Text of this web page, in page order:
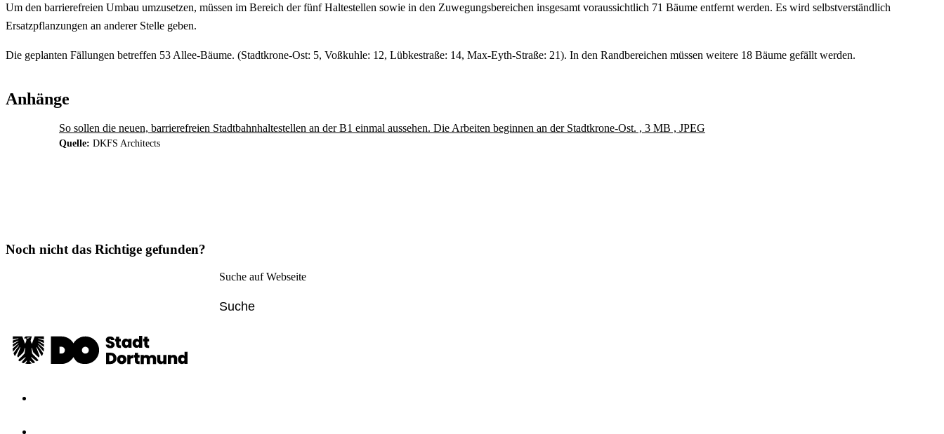
Um den barrierefreien Umbau umzusetzen, müssen im Bereich der fünf Haltestellen sowie in den Zuwegungsbereichen insgesamt voraussichtlich 71 Bäume entfernt werden. Es wird selbstverständlich
Ersatzpflanzungen an anderer Stelle geben.
Die geplanten Fällungen betreffen 53 Allee-Bäume. (Stadtkrone-Ost: 5, Voßkuhle: 12, Lübkestraße: 14, Max-Eyth-Straße: 21). In den Randbereichen müssen weitere 18 Bäume gefällt werden.
Anhänge
So sollen die neuen, barrierefreien Stadtbahnhaltestellen an der B1 einmal aussehen. Die Arbeiten beginnen an der Stadtkrone-Ost. , 3 MB , JPEG
Quelle: DKFS Architects
Noch nicht das Richtige gefunden?
Suche auf Webseite